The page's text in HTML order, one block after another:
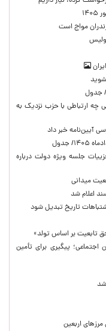
مواج است
چه ارتباطی با حزب نزدیک به
آیین‌نامه خبر داد
جلسه ویژه دولت درباره
میدانی
تاریخ تبدیل شود
تابعیت بر اساس تولد»
اجتماعی؛ پیگیری برای تأمین
شد
اربعین